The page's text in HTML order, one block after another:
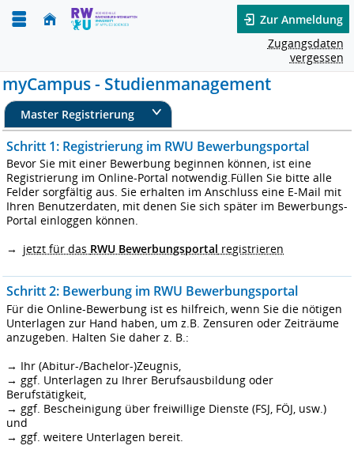
Zur Anmeldung
Zugangsdaten
vergessen
myCampus - Studienmanagement
Master Registrierung
Schritt 1: Registrierung im RWU Bewerbungsportal
Bevor Sie mit einer Bewerbung beginnen können, ist eine
Registrierung im Online-Portal notwendig.Füllen Sie bitte alle
Felder sorgfältig aus. Sie erhalten im Anschluss eine E-Mail mit
Ihren Benutzerdaten, mit denen Sie sich später im Bewerbungs-
Portal einloggen können.
→ jetzt für das RWU Bewerbungsportal registrieren
Schritt 2: Bewerbung im RWU Bewerbungsportal
Für die Online-Bewerbung ist es hilfreich, wenn Sie die nötigen
Unterlagen zur Hand haben, um z.B. Zensuren oder Zeiträume
anzugeben. Halten Sie daher z. B.:
→ Ihr (Abitur-/Bachelor-)Zeugnis,
→ ggf. Unterlagen zu Ihrer Berufsausbildung oder
Berufstätigkeit,
→ ggf. Bescheinigung über freiwillige Dienste (FSJ, FÖJ, usw.)
und
→ ggf. weitere Unterlagen bereit.